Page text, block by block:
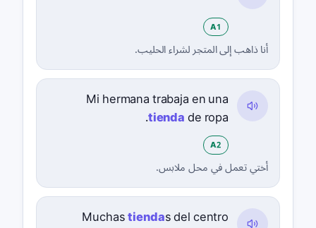
A1
أنا ذاهب إلى المتجر لشراء الحليب.
Mi hermana trabaja en una
tiendade ropa.
A2
أختي تعمل في محل ملابس.
Muchastiendas del centro